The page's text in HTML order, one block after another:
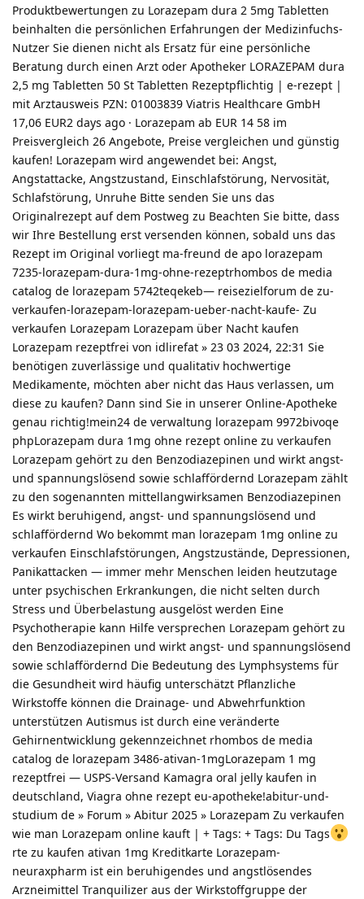
Produktbewertungen zu Lorazepam dura 2 5mg Tabletten
beinhalten die persönlichen Erfahrungen der Medizinfuchs-
Nutzer Sie dienen nicht als Ersatz für eine persönliche
Beratung durch einen Arzt oder Apotheker LORAZEPAM dura
2,5 mg Tabletten 50 St Tabletten Rezeptpflichtig | e-rezept |
mit Arztausweis PZN: 01003839 Viatris Healthcare GmbH
17,06 EUR2 days ago · Lorazepam ab EUR 14 58 im
Preisvergleich 26 Angebote, Preise vergleichen und günstig
kaufen! Lorazepam wird angewendet bei: Angst,
Angstattacke, Angstzustand, Einschlafstörung, Nervosität,
Schlafstörung, Unruhe Bitte senden Sie uns das
Originalrezept auf dem Postweg zu Beachten Sie bitte, dass
wir Ihre Bestellung erst versenden können, sobald uns das
Rezept im Original vorliegt ma-freund de apo lorazepam
7235-lorazepam-dura-1mg-ohne-rezeptrhombos de media
catalog de lorazepam 5742teqekeb— reisezielforum de zu-
verkaufen-lorazepam-lorazepam-ueber-nacht-kaufe- Zu
verkaufen Lorazepam Lorazepam über Nacht kaufen
Lorazepam rezeptfrei von idlirefat » 23 03 2024, 22:31 Sie
benötigen zuverlässige und qualitativ hochwertige
Medikamente, möchten aber nicht das Haus verlassen, um
diese zu kaufen? Dann sind Sie in unserer Online-Apotheke
genau richtig!mein24 de verwaltung lorazepam 9972bivoqe
phpLorazepam dura 1mg ohne rezept online zu verkaufen
Lorazepam gehört zu den Benzodiazepinen und wirkt angst-
und spannungslösend sowie schlaffördernd Lorazepam zählt
zu den sogenannten mittellangwirksamen Benzodiazepinen
Es wirkt beruhigend, angst- und spannungslösend und
schlaffördernd Wo bekommt man lorazepam 1mg online zu
verkaufen Einschlafstörungen, Angstzustände, Depressionen,
Panikattacken — immer mehr Menschen leiden heutzutage
unter psychischen Erkrankungen, die nicht selten durch
Stress und Überbelastung ausgelöst werden Eine
Psychotherapie kann Hilfe versprechen Lorazepam gehört zu
den Benzodiazepinen und wirkt angst- und spannungslösend
sowie schlaffördernd Die Bedeutung des Lymphsystems für
die Gesundheit wird häufig unterschätzt Pflanzliche
Wirkstoffe können die Drainage- und Abwehrfunktion
unterstützen Autismus ist durch eine veränderte
Gehirnentwicklung gekennzeichnet rhombos de media
catalog de lorazepam 3486-ativan-1mgLorazepam 1 mg
rezeptfrei — USPS-Versand Kamagra oral jelly kaufen in
deutschland, Viagra ohne rezept eu-apotheke!abitur-und-
studium de » Forum » Abitur 2025 » Lorazepam Zu verkaufen
wie man Lorazepam online kauft | + Tags: + Tags: Du Tags
rte zu kaufen ativan 1mg Kreditkarte Lorazepam-
neuraxpharm ist ein beruhigendes und angstlösendes
Arzneimittel Tranquilizer aus der Wirkstoffgruppe der